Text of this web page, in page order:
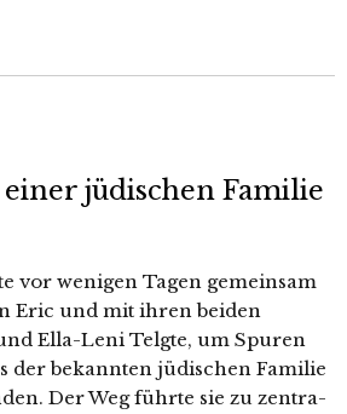
jüdischen Familie
vor weni­gen Tagen gemein­sam
Eric und mit ihren bei­den
Ella-Leni Telgte, um Spuren
der bekann­ten jüdi­schen Familie
Der Weg führ­te sie zu zen­tra­